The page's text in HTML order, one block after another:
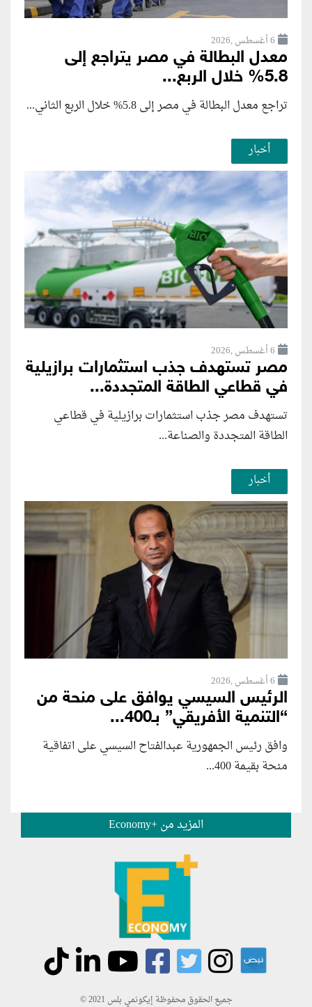
6 أغسطس ,2026
معدل البطالة في مصر يتراجع إلى
5.8% خلال الربع...
تراجع معدل البطالة في مصر إلى 5.8% خلال الربع الثاني...
أخبار
6 أغسطس ,2026
مصر تستهدف جذب استثمارات برازيلية
في قطاعي الطاقة المتجددة...
تستهدف مصر جذب استثمارات برازيلية في قطاعي
الطاقة المتجددة والصناعة...
أخبار
6 أغسطس ,2026
الرئيس السيسي يوافق على منحة من
“التنمية الأفريقي” بـ400...
وافق رئيس الجمهورية عبدالفتاح السيسي على اتفاقية
منحة بقيمة 400...
المزيد من +Economy
جميع الحقوق محفوظة إيكونمي بلس 2021 ©